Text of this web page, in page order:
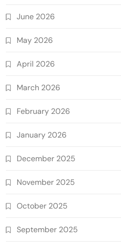
June 2026
May 2026
April 2026
March 2026
February 2026
January 2026
December 2025
November 2025
October 2025
September 2025